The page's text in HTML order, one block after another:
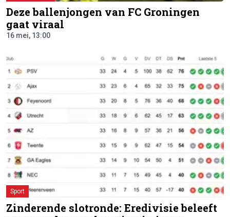
Deze ballenjongen van FC Groningen
gaat viraal
16 mei, 13:00
Sport
Zinderende slotronde: Eredivisie beleeft